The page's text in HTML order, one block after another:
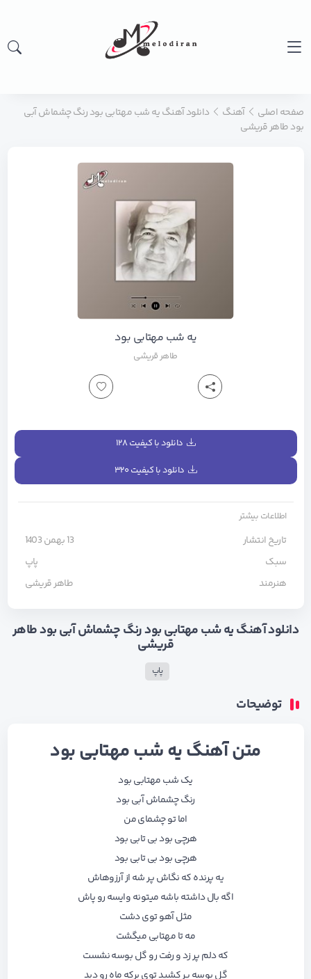
صفحه اصلی آهنگ
دانلود آهنگ یه شب مهتابی بود رنگ چشماش آبی
بود طاهر قریشی
یه شب مهتابی بود
طاهر قریشی
دانلود با کیفیت ۱۲۸
دانلود با کیفیت ۳۲۰
اطلاعات بیشتر
تاریخ انتشار
13 بهمن 1403
سبک
پاپ
هنرمند
طاهر قریشی
دانلود آهنگ یه شب مهتابی بود رنگ چشماش آبی بود طاهر
قریشی
پاپ
توضیحات
متن آهنگ یه شب مهتابی بود
یک شب مهتابی بود
رنگ چشماش آبی بود
اما تو چشمای من
هرچی بود بی تابی بود
هرچی بود بی تابی بود
یه پرنده که نگاش پر شه از آرزوهاش
اگه بال داشته باشه میتونه وایسه رو پاش
مثل آهو توی دشت
مه تا مهتابی میگشت
که دلم پر زد و رفت رو گل بوسه نشست
گل بوسه پر کشید توی برکه ماه رو دید